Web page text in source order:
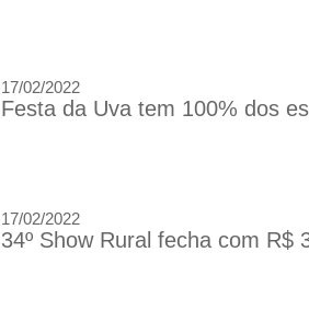
17/02/2022
Festa da Uva tem 100% dos
17/02/2022
34º Show Rural fecha com R$